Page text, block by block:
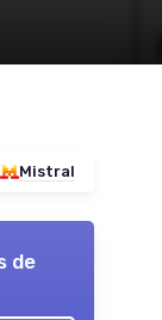
Mistral
de